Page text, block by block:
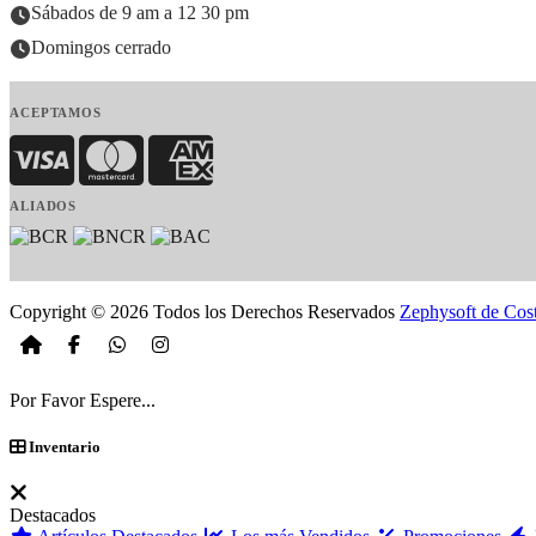
Sábados de 9 am a 12 30 pm
Domingos cerrado
ACEPTAMOS
Visa MasterCardAmerican Express
ALIADOS
Copyright © 2026 Todos los Derechos Reservados Zephysoft de
Por Favor Espere...
Inventario
Destacados